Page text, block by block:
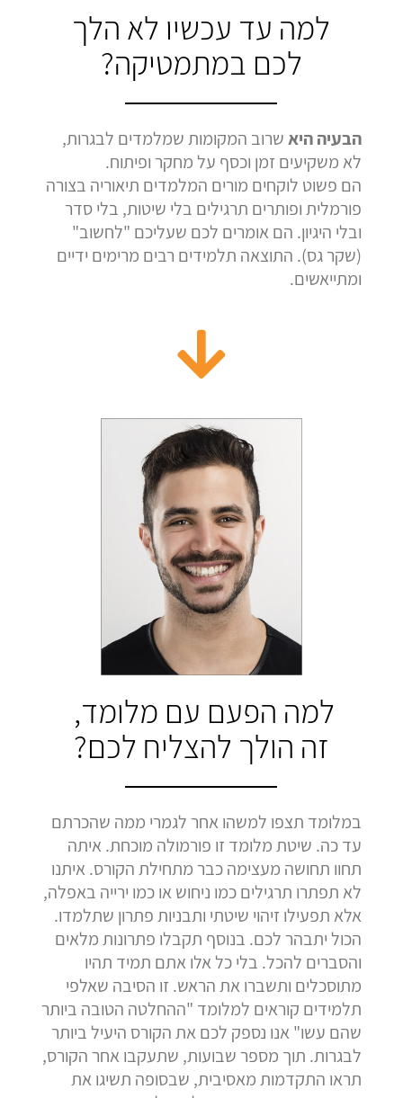
לחץ לצפייה
בהמלצה בהמלצה
לחץ לצפייה
בהמלצה
למה עד עכשיו לא הלך
לכם במתמטיקה?
הבעיה היאשרוב המקומות שמלמדים לבגרות,
לא משקיעים זמן וכסף על מחקר ופיתוח.
הם פשוט לוקחים מורים המלמדים תיאוריה בצורה
פורמלית ופותרים תרגילים בלי שיטות, בלי סדר
ובלי היגיון. הם אומרים לכם שעליכם "לחשוב"
(שקר גס). התוצאה תלמידים רבים מרימים ידיים
ומתייאשים.
למה הפעם עם מלומד,
זה הולך להצליח לכם?
במלומד תצפו למשהו אחר לגמרי ממה שהכרתם
עד כה. שיטת מלומד זו פורמולה מוכחת. איתה
תחוו תחושה מעצימה כבר מתחילת הקורס. איתנו
לא תפתרו תרגילים כמו ניחוש או כמו ירייה באפלה,
אלא תפעילו זיהוי שיטתי ותבניות פתרון שתלמדו.
הכול יתבהר לכם. בנוסף תקבלו פתרונות מלאים
והסברים להכל. בלי כל אלו אתם תמיד תהיו
מתוסכלים ותשברו את הראש. זו הסיבה שאלפי
תלמידים קוראים למלומד "ההחלטה הטובה ביותר
שהם עשו" אנו נספק לכם את הקורס היעיל ביותר
לבגרות. תוך מספר שבועות, שתעקבו אחר הקורס,
תראו התקדמות מאסיבית, שבסופה תשיגו את